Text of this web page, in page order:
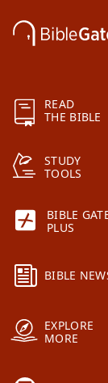
READ
THE BIBLE
STUDY
TOOLS
BIBLE
PLUS
BIBLE
EXPLORE
MORE